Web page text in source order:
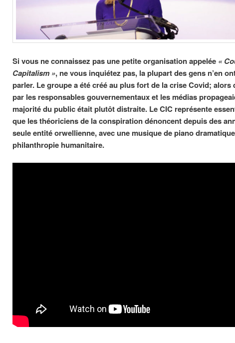
Si vous ne connaissez pas une petite organisation appelée «
Capitalism », ne vous inquiétez pas, la plupart des gens n’en
parler. Le groupe a été créé au plus fort de la crise Covid; alors
par les responsables gouvernementaux et les médias
majorité du public était plutôt distraite. Le CIC représente
que les théoriciens de la conspiration dénoncent depuis des
seule entité orwellienne, avec une musique de piano
philanthropie humanitaire.